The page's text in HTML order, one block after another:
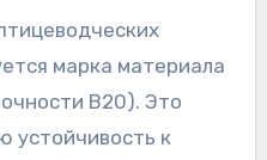
марка материала
B20). Это
устойчивость к